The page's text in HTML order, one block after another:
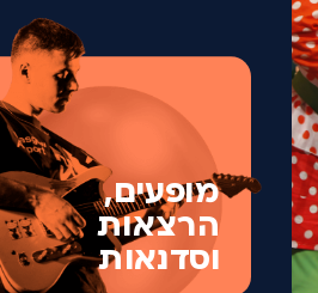
חוגים לגיל הרך
יונתן
מופעים,
הרצאות
וסדנאות